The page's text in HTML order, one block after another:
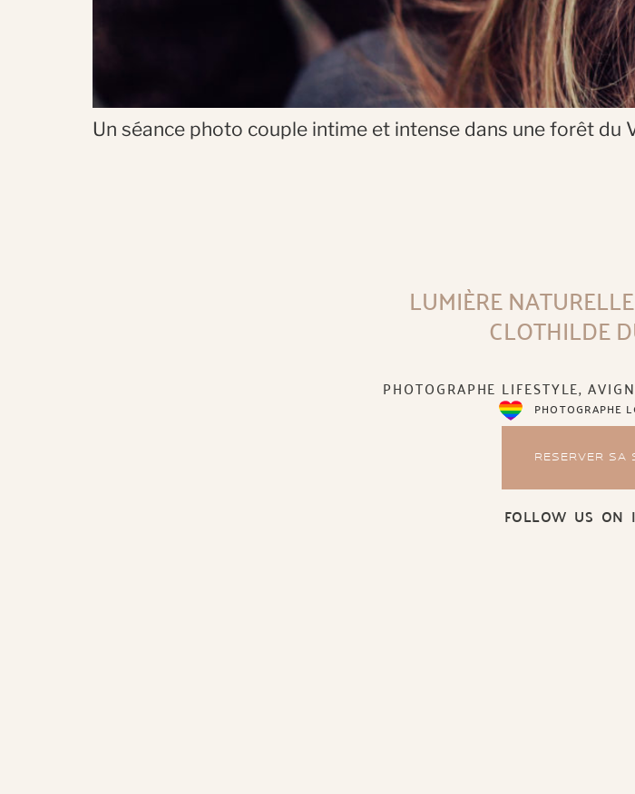
Un séance photo couple intime et intense dans une forêt du
LUMIÈRE
CLOTHILDE
PHOTOGRAPHE LIFESTYLE,
PHOTOGRAPHE
RESERVER SA
FOLLOW US ON